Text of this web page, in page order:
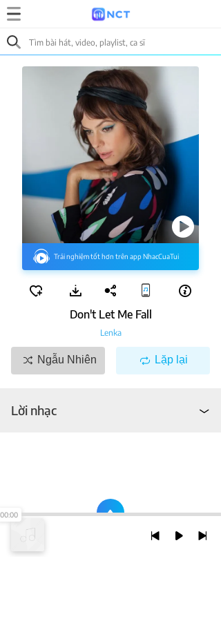
Trải nghiệm tốt hơn trên app NhacCuaTui
Don't Let Me Fall
Lenka
Ngẫu Nhiên Lặp lại
Lời nhạc
00:00